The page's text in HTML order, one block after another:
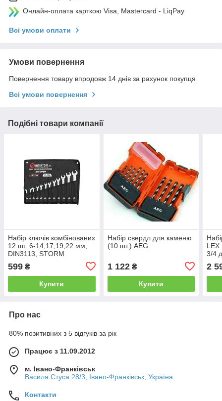
Онлайн-оплата карткою Visa, Mastercard - LiqPay
Всі умови оплати
Умови повернення
Повернення товару впродовж 14 днів за рахунок покупця
Всі умови повернення
Подібні товари компанії
Набір ключів комбінованих
12 шт. 6-14,17,19,22 мм,
DIN3113, STORM
599 ₴
Купити
Набір свердл для каменю
(10 шт.) AEG
1 122₴
Купити
3/4
2
Про нас
80% позитивних з 5 відгуків за рік
Працює з 11.09.2012
м. Івано-Франківськ
Василя Стуса 28/3, Івано-Франківськ, Україна
Контакти